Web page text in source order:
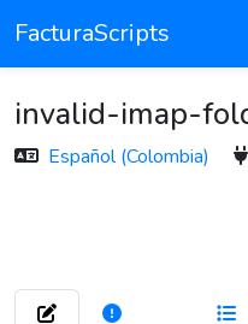
FacturaScripts
invalid-imap-
Español (Colombia)